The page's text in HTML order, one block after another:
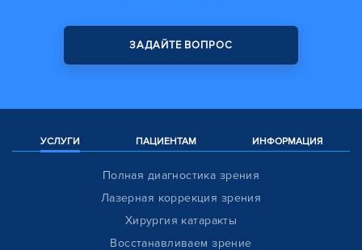
ЗАДАЙТЕ ВОПРОС
УСЛУГИ ПАЦИЕНТАМ ИНФОРМАЦИЯ
Полная диагностика зрения
Лазерная коррекция зрения
Хирургия катаракты
Восстанавливаем зрение